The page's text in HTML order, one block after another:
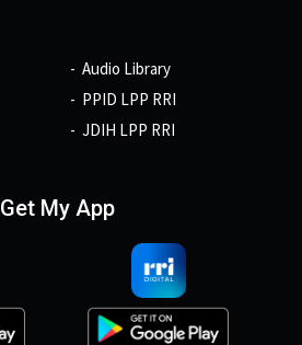
Audio Library
PPID LPP RRI
JDIH LPP RRI
Get My App